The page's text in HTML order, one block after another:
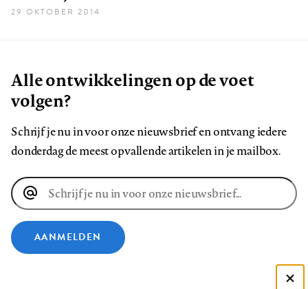
29 OKTOBER 2014
Alle ontwikkelingen op de voet
volgen?
Schrijf je nu in voor onze nieuwsbrief en ontvang iedere
donderdag de meest opvallende artikelen in je mailbox.
E-
mailadres
AANMELDEN